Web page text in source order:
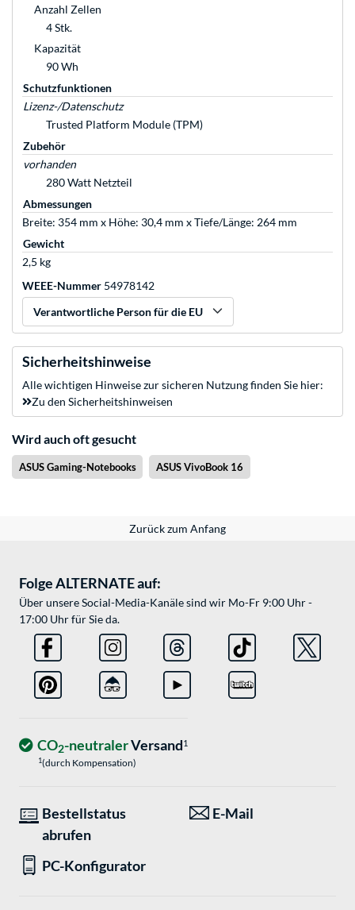
Anzahl Zellen
4 Stk.
Kapazität
90 Wh
Schutzfunktionen
Lizenz-/Datenschutz
Trusted Platform Module (TPM)
Zubehör
vorhanden
280 Watt Netzteil
Abmessungen
Breite: 354 mm x Höhe: 30,4 mm x Tiefe/Länge: 264 mm
Gewicht
2,5 kg
WEEE-Nummer 54978142
Verantwortliche Person für die EU
Sicherheitshinweise
Alle wichtigen Hinweise zur sicheren Nutzung finden Sie hier:
Zu den Sicherheitshinweisen
Wird auch oft gesucht
ASUS Gaming-Notebooks ASUS VivoBook 16
Zurück zum Anfang
Folge ALTERNATE auf:
Über unsere Social-Media-Kanäle sind wir Mo-Fr 9:00 Uhr -
17:00 Uhr für Sie da.
CO2-neutralerVersand1
1(durch Kompensation)
Bestellstatus
abrufen
E-Mail
PC-Konfigurator